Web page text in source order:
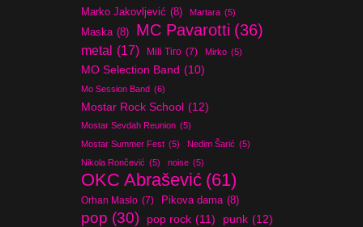
Marko Jakovljević (8) Martara (5)
Maska (8) MC Pavarotti (36)
metal (17) Mili Tiro (7) Mirko (5)
MO Selection Band (10)
Mo Session Band (6)
Mostar Rock School (12)
Mostar Sevdah Reunion (5)
Mostar Summer Fest (5) Nedim Šarić (5)
Nikola Rončević (5) noise (5)
OKC Abrašević (61)
Orhan Maslo (7) Pikova dama (8)
pop (30) pop rock (11) punk (12)